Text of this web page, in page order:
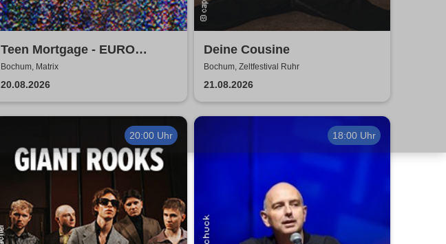
Teen Mortgage - EURO
SUMMER 2026
Bochum, Matrix
20.08.2026
Deine Cousine
Bochum, Zeltfestival Ruhr
21.08.2026
20:00 Uhr 18:00 Uhr